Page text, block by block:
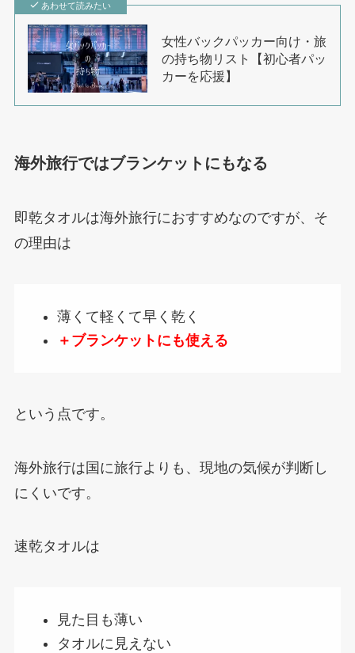
あわせて読みたい
女性バックパッカー向け・旅
の持ち物リスト【初心者パッ
カーを応援】
海外旅行ではブランケットにもなる
即乾タオルは海外旅行におすすめなのですが、そ
の理由は
薄くて軽くて早く乾く
＋ブランケットにも使える
という点です。
海外旅行は国に旅行よりも、現地の気候が判断し
にくいです。
速乾タオルは
見た目も薄い
タオルに見えない